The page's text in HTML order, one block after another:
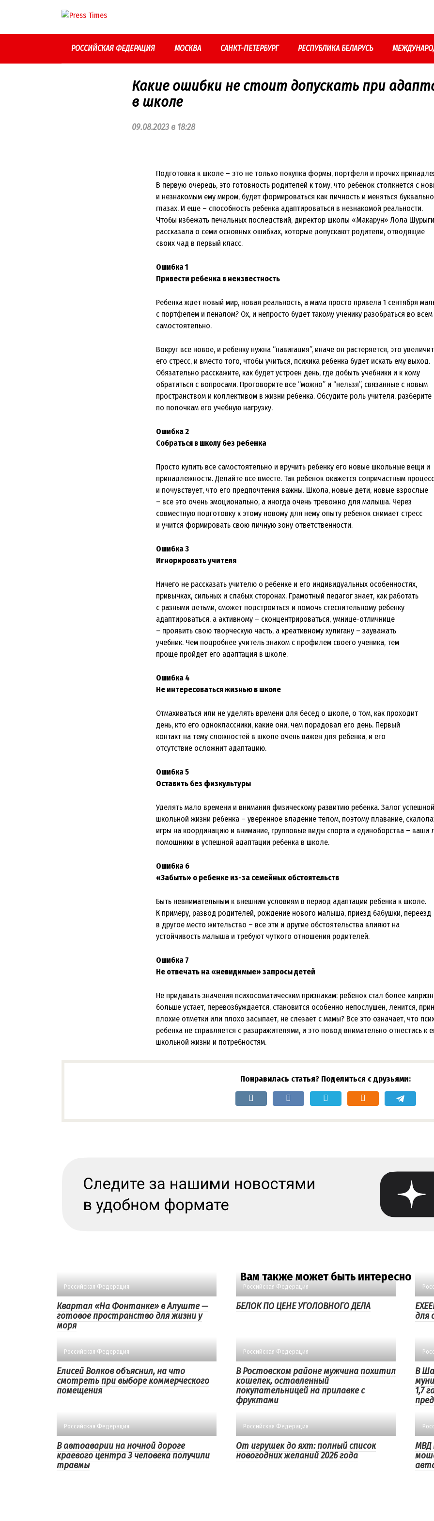
РОССИЙСКАЯ ФЕДЕРАЦИЯ МОСКВА САНКТ-ПЕТЕРБУРГ РЕСПУБЛИКА БЕЛАРУСЬ
Какие ошибки не стоит допускать при
в школе
09.08.2023 в 18:28
Подготовка к школе – это не только покупка формы, портфеля и прочих
В первую очередь, это готовность родителей к тому, что ребенок столкнется с
и незнакомым ему миром, будет формироваться как личность и меняться
глазах. И еще – способность ребенка адаптироваться в незнакомой реальности.
Чтобы избежать печальных последствий, директор школы «Макарун» Лола
рассказала о семи основных ошибках, которые допускают родители, отводящие
своих чад в первый класс.
Ошибка 1
Привести ребенка в неизвестность
Ребенка ждет новый мир, новая реальность, а мама просто привела 1 сентября
с портфелем и пеналом? Ох, и непросто будет такому ученику разобраться во всем
самостоятельно.
Вокруг все новое, и ребенку нужна “навигация”, иначе он растеряется, это увеличит
его стресс, и вместо того, чтобы учиться, психика ребенка будет искать ему выход.
Обязательно расскажите, как будет устроен день, где добыть учебники и к кому
обратиться с вопросами. Проговорите все “можно” и “нельзя”, связанные с новым
пространством и коллективом в жизни ребенка. Обсудите роль учителя, разберите
по полочкам его учебную нагрузку.
Ошибка 2
Собраться в школу без ребенка
Просто купить все самостоятельно и вручить ребенку его новые школьные вещи и
принадлежности. Делайте все вместе. Так ребенок окажется сопричастным
и почувствует, что его предпочтения важны. Школа, новые дети, новые взрослые
– все это очень эмоционально, а иногда очень тревожно для малыша. Через
совместную подготовку к этому новому для нему опыту ребенок снимает стресс
и учится формировать свою личную зону ответственности.
Ошибка 3
Игнорировать учителя
Ничего не рассказать учителю о ребенке и его индивидуальных особенностях,
привычках, сильных и слабых сторонах. Грамотный педагог знает, как работать
с разными детьми, сможет подстроиться и помочь стеснительному ребенку
адаптироваться, а активному – сконцентрироваться, умнице-отличнице
– проявить свою творческую часть, а креативному хулигану – зауважать
учебник. Чем подробнее учитель знаком с профилем своего ученика, тем
проще пройдет его адаптация в школе.
Ошибка 4
Не интересоваться жизнью в школе
Отмахиваться или не уделять времени для бесед о школе, о том, как проходит
день, кто его одноклассники, какие они, чем порадовал его день. Первый
контакт на тему сложностей в школе очень важен для ребенка, и его
отсутствие осложнит адаптацию.
Ошибка 5
Оставить без физкультуры
Уделять мало времени и внимания физическому развитию ребенка. Залог успешной
школьной жизни ребенка – уверенное владение телом, поэтому плавание,
игры на координацию и внимание, групповые виды спорта и единоборства – ваши
помощники в успешной адаптации ребенка в школе.
Ошибка 6
«Забыть» о ребенке из-за семейных обстоятельств
Быть невнимательным к внешним условиям в период адаптации ребенка к школе.
К примеру, развод родителей, рождение нового малыша, приезд бабушки, переезд
в другое место жительство – все эти и другие обстоятельства влияют на
устойчивость малыша и требуют чуткого отношения родителей.
Ошибка 7
Не отвечать на «невидимые» запросы детей
Не придавать значения психосоматическим признакам: ребенок стал более
больше устает, перевозбуждается, становится особенно непослушен, ленится,
плохие отметки или плохо засыпает, не слезает с мамы? Все это означает, что
ребенка не справляется с раздражителями, и это повод внимательно отнестись к
школьной жизни и потребностям.
Понравилась статья? Поделиться с друзьями:
Вам также может быть интересно
Российская Федерация
Квартал «На Фонтанке» в Алуште —
готовое пространство для жизни у
моря
Российская Федерация
БЕЛОК ПО ЦЕНЕ УГОЛОВНОГО ДЕЛА
для
Российская Федерация
Елисей Волков объяснил, на что
смотреть при выборе коммерческого
помещения
Российская Федерация
В Ростовском районе мужчина похитил
кошелек, оставленный
покупательницей на прилавке с
фруктами
В
1,7
Российская Федерация
В автоаварии на ночной дороге
краевого центра 3 человека получили
травмы
Российская Федерация
От игрушек до яхт: полный список
новогодних желаний 2026 года
МВД